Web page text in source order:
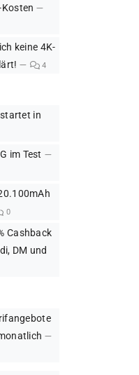
keine 4K-
4
in
im Test
0
Cashback
DM und